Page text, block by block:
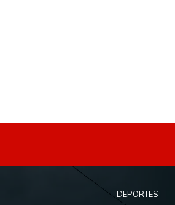
DEPORTES